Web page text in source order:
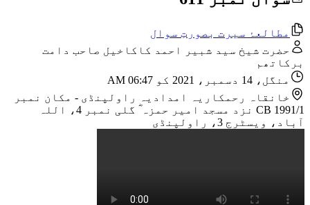
مطالعۂ سیرت بصورتِ سوال
حضرت شیخ سید شبیر احمد کاکاخیل صاحب دامت
برکاتھم
منگل، 14 دسمبر، 2021 کو 06:47 AM
خانقاہ رحمکاریہ امدادیہ راولپنڈی - مکان نمبر
CB 1991/1 نزد مسجد امیر حمزہ ؓ گلی نمبر 4، اللہ
آباد، ویسٹرج 3، راولپنڈی